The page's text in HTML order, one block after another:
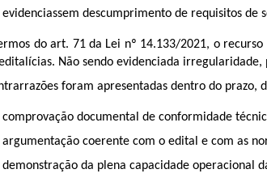
evidenciassem descumprimento de requisitos de
do art. 71 da Lei nº 14.133/2021, o
Não sendo evidenciada
foram apresentadas dentro do prazo,
comprovação documental de conformidade
argumentação coerente com o edital e com as
demonstração da plena capacidade operacional